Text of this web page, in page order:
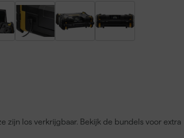
zijn los verkrijgbaar. Bekijk de bundels voor extra